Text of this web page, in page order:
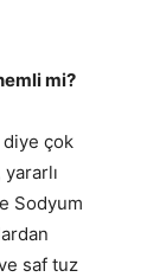
mi?
çok
Sodyum
saf tuz